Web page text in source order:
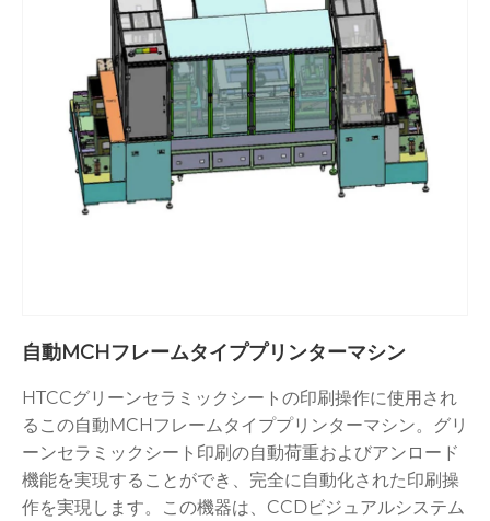
自動MCHフレームタイププリンターマシン
HTCCグリーンセラミックシートの印刷操作に使用され
るこの自動MCHフレームタイププリンターマシン。グリ
ーンセラミックシート印刷の自動荷重およびアンロード
機能を実現することができ、完全に自動化された印刷操
作を実現します。この機器は、CCDビジュアルシステム